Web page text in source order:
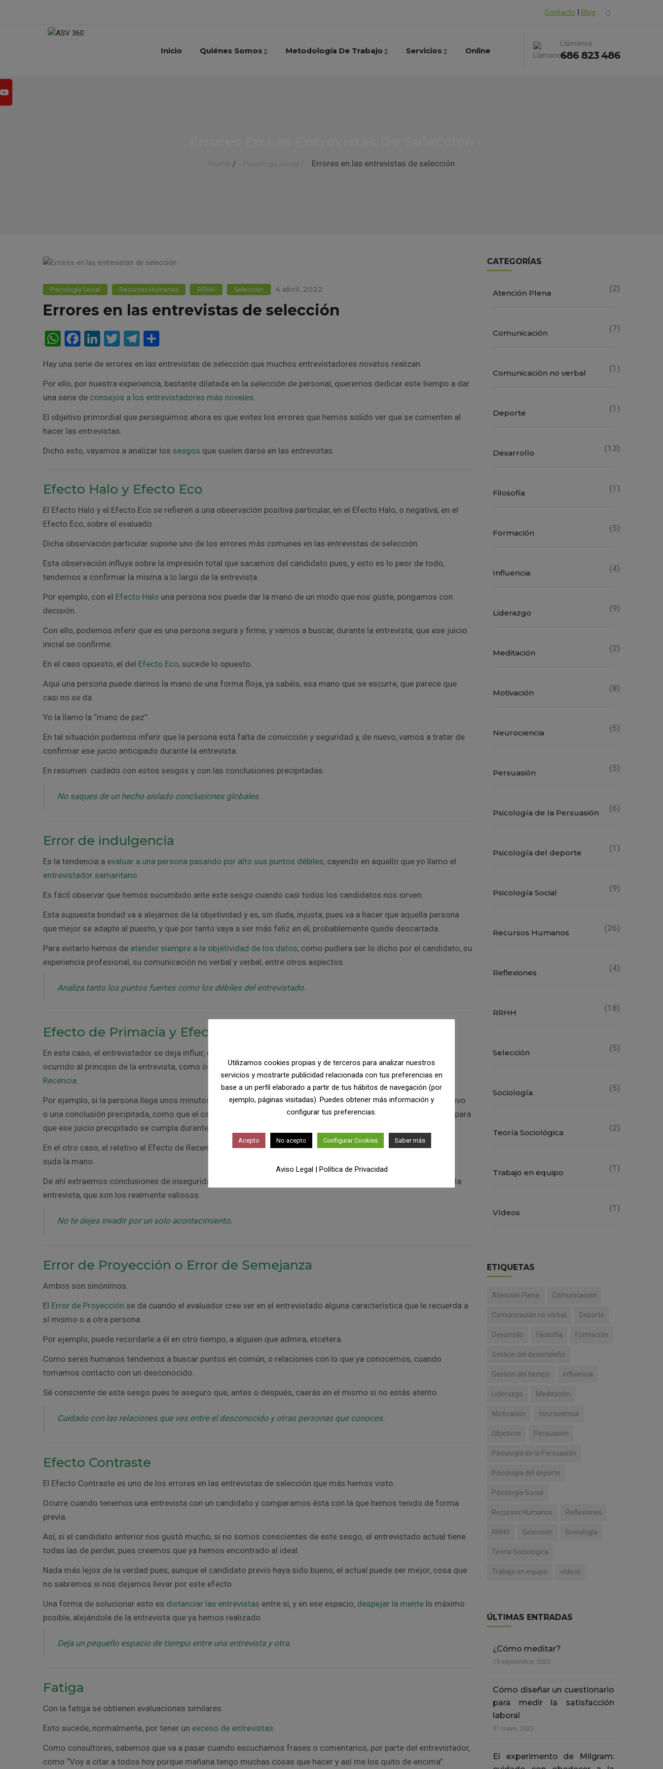
Contacto | Blog
Inicio Quiénes Somos Metodología De Trabajo Servicios Online
Llámanos
686 823 486
/ Errores en las entrevistas de selección
Psicología Social Recursos Humanos RRHH Selección 4 abril, 2022
Errores en las entrevistas de selección
W
at
s
A
p
p
F
ce
b
o
o
k
Li
ke
dI
n
T
tt
er
T
e
gr
a
m
m
p
ar
tir
Hay una serie de errores en las entrevistas de selección que muchos entrevistadores novatos realizan.
Por ello, por nuestra experiencia, bastante dilatada en la selección de personal, queremos dedicar este tiempo a dar
una serie de consejos a los entrevistadores más noveles.
El objetivo primordial que perseguimos ahora es que evites los errores que hemos solido ver que se comenten al
hacer las entrevistas.
Dicho esto, vayamos a analizar los sesgos que suelen darse en las entrevistas.
Efecto Halo y Efecto Eco
El Efecto Halo y el Efecto Eco se refieren a una observación positiva particular, en el Efecto Halo, o negativa, en el
Efecto Eco, sobre el evaluado.
Dicha observación particular supone uno de los errores más comunes en las entrevistas de selección.
Esta observación influye sobre la impresión total que sacamos del candidato pues, y esto es lo peor de todo,
tendemos a confirmar la misma a lo largo de la entrevista.
Por ejemplo, con el Efecto Halo una persona nos puede dar la mano de un modo que nos guste, pongamos con
decisión.
Con ello, podemos inferir que es una persona segura y firme, y vamos a buscar, durante la entrevista, que ese juicio
inicial se confirme.
En el caso opuesto, el del Efecto Eco, sucede lo opuesto.
Aquí una persona puede darnos la mano de una forma floja, ya sabéis, esa mano que se escurre, que parece que
casi no se da.
Yo la llamo la “mano de pez”.
En tal situación podemos inferir que la persona está falta de convicción y seguridad y, de nuevo, vamos a tratar de
confirmar ese juicio anticipado durante la entrevista.
En resumen: cuidado con estos sesgos y con las conclusiones precipitadas.
No saques de un hecho aislado conclusiones globales.
Error de indulgencia
Es la tendencia a evaluar a una persona pasando por alto sus puntos débiles, cayendo en aquello que yo llamo el
entrevistador samaritano.
Es fácil observar que hemos sucumbido ante este sesgo cuando casi todos los candidatos nos sirven.
Esta supuesta bondad va a alejarnos de la objetividad y es, sin duda, injusta, pues va a hacer que aquella persona
que mejor se adapte al puesto, y que por tanto vaya a ser más feliz en él, probablemente quede descartada.
Para evitarlo hemos de atender siempre a la objetividad de los datos, como pudiera ser lo dicho por el candidato, su
experiencia profesional, su comunicación no verbal y verbal, entre otros aspectos.
Analiza tanto los puntos fuertes como los débiles del entrevistado.
Efecto de Primacía y Efecto de Recencia
En este caso, el entrevistador se deja influir, en la evaluación global que hace de la persona, por algún suceso
ocurrido al principio de la entrevista, como ocurre con elEfecto de Primacía , o al final, en el caso delEfecto de
Recencia.
Por ejemplo, si la persona llega unos minutos tarde a la entrevista, eso nos puede generar un sentimiento negativo
o una conclusión precipitada, como que el candidato es irresponsable, y, como ya sabéis, haremos lo imposible para
que ese juicio precipitado se cumpla durante la entrevista.
En el otro caso, el relativo al Efecto de Recencia, podemos observar, al despedirnos de la persona, que a ésta le
suda la mano.
De ahí extraemos conclusiones de inseguridad y anulamos la objetividad y los datos que habíamos extraído en la
entrevista, que son los realmente valiosos.
No te dejes invadir por un solo acontecimiento.
Error de Proyección o Error de Semejanza
Ambos son sinónimos.
El Error de Proyección se da cuando el evaluador cree ver en el entrevistado alguna característica que le recuerda a
sí mismo o a otra persona.
Por ejemplo, puede recordarle a él en otro tiempo, a alguien que admira, etcétera.
Como seres humanos tendemos a buscar puntos en común, o relaciones con lo que ya conocemos, cuando
tomamos contacto con un desconocido.
Sé consciente de este sesgo pues te aseguro que, antes o después, caerás en el mismo si no estás atento.
Cuidado con las relaciones que ves entre el desconocido y otras personas que conoces.
Efecto Contraste
El Efecto Contraste es uno de los errores en las entrevistas de selección que más hemos visto.
Ocurre cuando tenemos una entrevista con un candidato y comparamos ésta con la que hemos tenido de forma
previa.
Así, si el candidato anterior nos gustó mucho, si no somos conscientes de este sesgo, el entrevistado actual tiene
todas las de perder, pues creemos que ya hemos encontrado al ideal.
Nada más lejos de la verdad pues, aunque el candidato previo haya sido bueno, el actual puede ser mejor, cosa que
no sabremos si nos dejamos llevar por este efecto.
Una forma de solucionar esto es distanciar las entrevistas entre sí, y en ese espacio, despejar la mente lo máximo
posible, alejándola de la entrevista que ya hemos realizado.
Deja un pequeño espacio de tiempo entre una entrevista y otra.
Fatiga
Con la fatiga se obtienen evaluaciones similares.
Esto sucede, normalmente, por tener un exceso de entrevistas.
Como consultores, sabemos que va a pasar cuando escuchamos frases o comentarios, por parte del entrevistador,
como “Voy a citar a todos hoy porque mañana tengo muchas cosas que hacer y así me los quito de encima”.
CATEGORÍAS
Atención Plena (2)
Comunicación (7)
Comunicación no verbal (1)
Deporte (1)
Desarrollo (13)
Filosofía (1)
Formación (5)
Influencia (4)
Liderazgo (9)
Meditación (2)
Motivación (8)
Neurociencia (5)
Persuasión (5)
Psicología de la Persuasión (6)
Psicología del deporte (1)
Psicología Social (9)
Recursos Humanos (26)
Reflexiones (4)
RRHH (18)
Selección (5)
Sociología (5)
Teoría Sociológica (2)
Trabajo en equipo (1)
Vídeos (1)
ETIQUETAS
Atención Plena Comunicación
Comunicación no verbal Deporte
Desarrollo Filosofía Formación
Gestión del desempeño
Gestión del tiempo influencia
Liderazgo Meditación
Motivación neurociencia
Objetivos Persuasión
Psicología de la Persuasión
Psicología del deporte
Psicología Social
Recursos Humanos Reflexiones
RRHH Selección Sociología
Teoría Sociológica
Trabajo en equipo vídeos
ÚLTIMAS ENTRADAS
¿Cómo meditar?
15 septiembre, 2023
Cómo diseñar un cuestionario
para medir la satisfacción
laboral
31 mayo, 2023
El experimento de Milgram:
Utilizamos cookies propias y de terceros para analizar nuestros
servicios y mostrarte publicidad relacionada con tus preferencias en
base a un perfil elaborado a partir de tus hábitos de navegación (por
ejemplo, páginas visitadas). Puedes obtener más información y
configurar tus preferencias.
Acepto No acepto Configurar Cookies Saber más
Aviso Legal| Política de Privacidad